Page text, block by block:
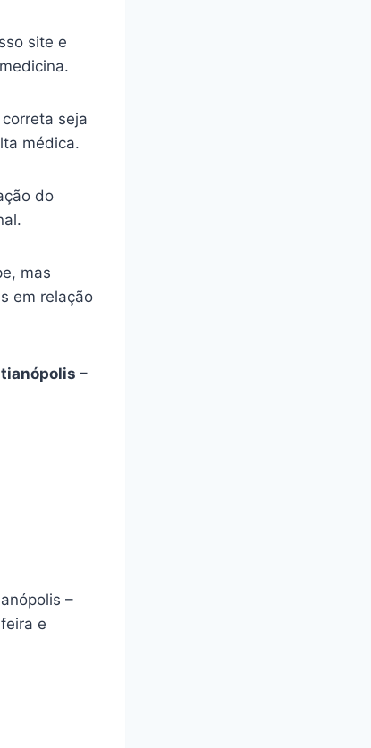
site e
seja
médica.
do
mas
em relação
–
–
e